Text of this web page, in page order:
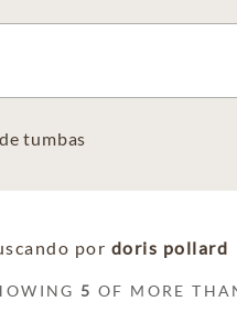
tumbas
por doris pollard
5 OF MORE